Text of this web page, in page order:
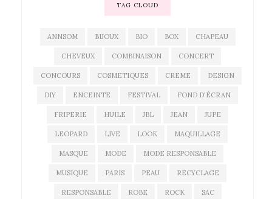
TAG CLOUD
ANNSOM BIJOUX BIO BOX CHAPEAU
CHEVEUX COMBINAISON CONCERT
CONCOURS COSMETIQUES CREME DESIGN
DIY ENCEINTE FESTIVAL FOND D'ÉCRAN
FRIPERIE HUILE JBL JEAN JUPE
LEOPARD LIVE LOOK MAQUILLAGE
MASQUE MODE MODE RESPONSABLE
MUSIQUE PARIS PEAU RECYCLAGE
RESPONSABLE ROBE ROCK SAC